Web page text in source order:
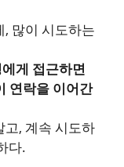
많이 시도하는
게 접근하면
연락을 이어간
고, 계속 시도하
다.